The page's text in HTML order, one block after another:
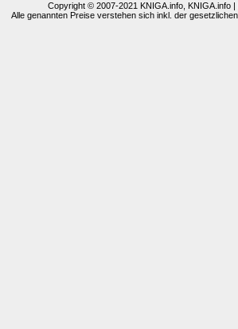
Copyright © 2007-2021 KNIGA.info , KNIGA.info
Alle genannten Preise verstehen sich inkl. der